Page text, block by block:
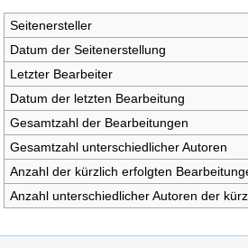
Seitenersteller
Datum der Seitenerstellung
Letzter Bearbeiter
Datum der letzten Bearbeitung
Gesamtzahl der Bearbeitungen
Gesamtzahl unterschiedlicher Autoren
Anzahl der kürzlich erfolgten
Anzahl unterschiedlicher Autoren der